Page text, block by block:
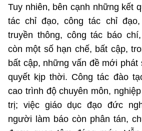
BỘ KHOA HỌC VÀ CÔNG
MINISTRY OF SCIENCE AND
Điều khoản sử dụng Theo dõi MST:
Cơ quan chủ quản: Bộ Khoa học và
Chịu trách nhiệm nội dung: Nguyễn Thị
Giám đốc Trung tâm Truyền thông Khoa
Tuy nhiên, bên cạnh những kết
tác chỉ đạo, công tác chỉ
truyền thông, công tác báo
còn một số hạn chế, bất cập,
bất cập, những vấn đề mới
quyết kịp thời. Công tác đào
cao trình độ chuyên môn,
trị; việc giáo dục đạo đức
người làm báo còn phân tán,